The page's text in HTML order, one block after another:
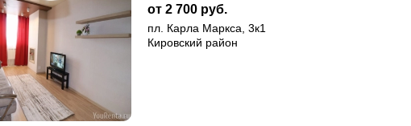
от 2 700 руб.
пл. Карла Маркса, 3к1
Кировский район